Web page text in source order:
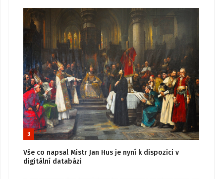
3
Vše co napsal Mistr Jan Hus je nyní k dispozici v
digitální databázi